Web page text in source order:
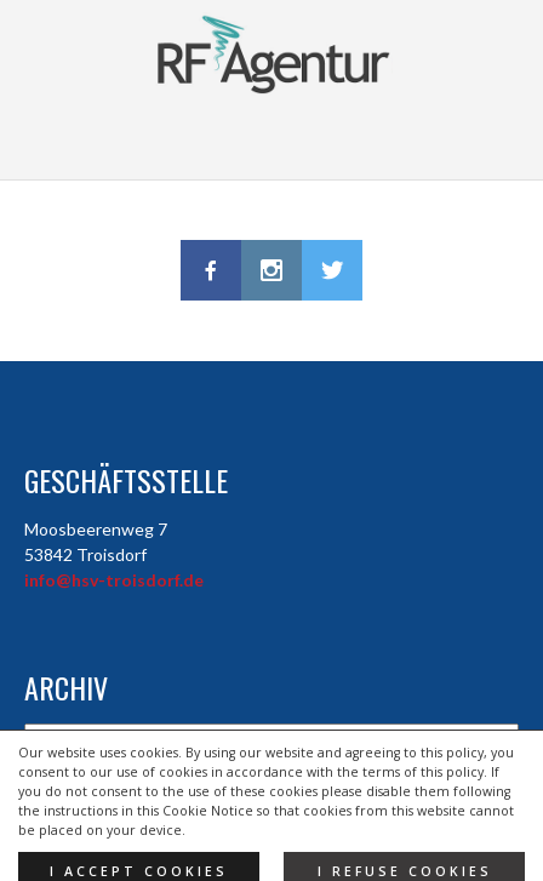
Our website uses cookies. By using our website and agreeing to this policy, you
consent to our use of cookies in accordance with the terms of this policy. If
you do not consent to the use of these cookies please disable them following
the instructions in this Cookie Notice so that cookies from this website cannot
be placed on your device.
I ACCEPT COOKIES I REFUSE COOKIES
GESCHÄFTSSTELLE
Moosbeerenweg 7
53842 Troisdorf
info@hsv-troisdorf.de
ARCHIV
Archiv
© 2026 HSV TROISDORF E.V.
DESIGND BY HSV TROISDORF E.V.